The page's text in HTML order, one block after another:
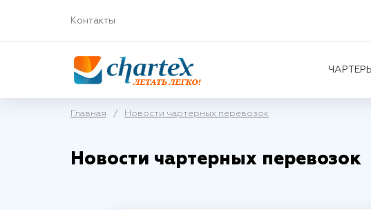
Контакты
ЧАРТЕРЫ
Главная / Новости чартерных перевозок
Новости чартерных перевозок